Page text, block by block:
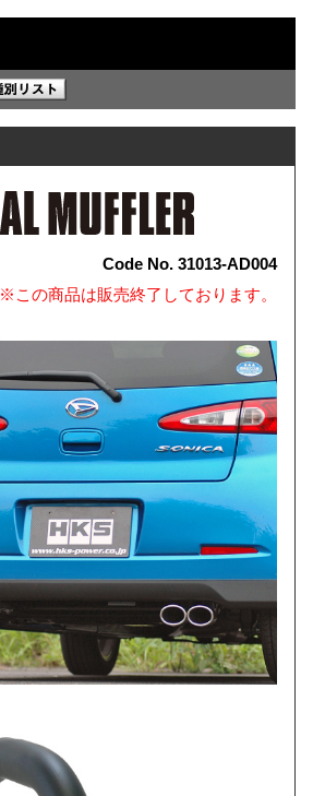
Code No. 31013-AD004
※この商品は販売終了しております。